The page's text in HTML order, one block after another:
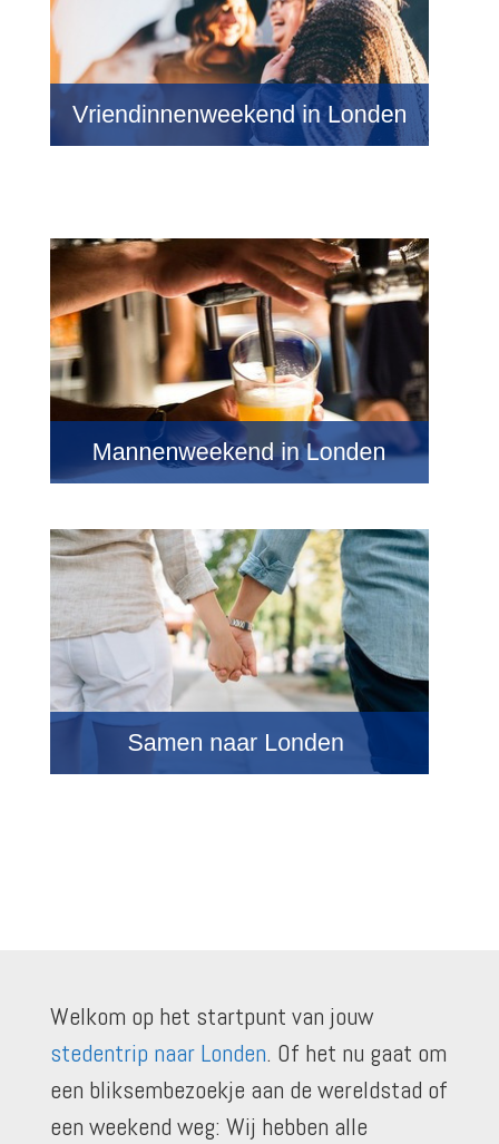
Welkom op het startpunt van jouw
stedentrip naar Londen. Of het nu gaat om
een bliksembezoekje aan de wereldstad of
een weekend weg: Wij hebben alle